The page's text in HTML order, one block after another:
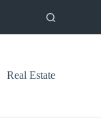
Real Estate